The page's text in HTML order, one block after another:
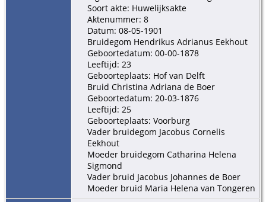
Soort akte: Huwelijksakte
Aktenummer: 8
Datum: 08-05-1901
Bruidegom Hendrikus Adrianus Eekhout
Geboortedatum: 00-00-1878
Leeftijd: 23
Geboorteplaats: Hof van Delft
Bruid Christina Adriana de Boer
Geboortedatum: 20-03-1876
Leeftijd: 25
Geboorteplaats: Voorburg
Vader bruidegom Jacobus Cornelis
Eekhout
Moeder bruidegom Catharina Helena
Sigmond
Vader bruid Jacobus Johannes de Boer
Moeder bruid Maria Helena van Tongeren